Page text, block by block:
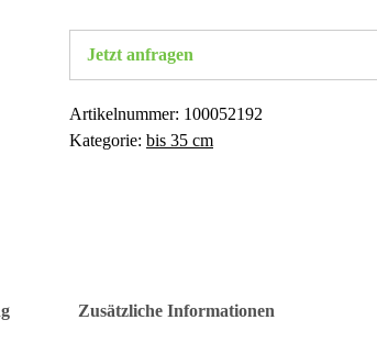
Jetzt anfragen
Artikelnummer: 100052192
Kategorie: bis 35 cm
Zusätzliche Informationen